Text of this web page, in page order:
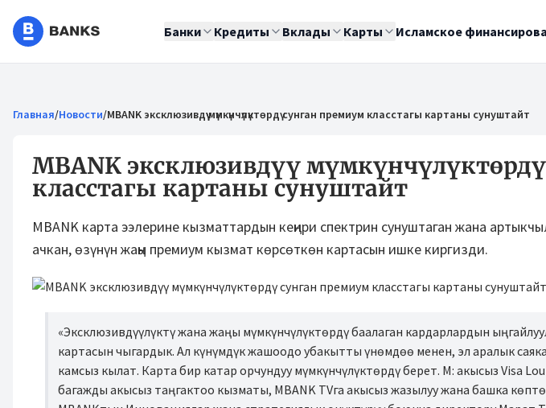
Банки Кредиты Вклады Карты Исламское
Главная/Новости/MBANK эксклюзивдүү мүмкүнчүлүктөрдү сунган премиум класстагы картаны сунуштайт
MBANK эксклюзивдүү
класстагы картаны сунуштайт
MBANK карта ээлерине кызматтардын кеңири спектрин сунуштаган жана
ачкан, өзүнүн жаңы премиум кызмат көрсөткөн картасын ишке киргизди.
«Эксклюзивдүүлүктү жана жаңы мүмкүнчүлүктөрдү баалаган кардарлардын
картасын чыгардык. Ал күнүмдүк жашоодо убакытты үнөмдөө менен, эл аралык
камсыз кылат. Карта бир катар орчундуу мүмкүнчүлүктөрдү берет. М: акысыз Visa
багажды акысыз таңгактоо кызматы, MBANK TVга акысыз жазылуу жана башка